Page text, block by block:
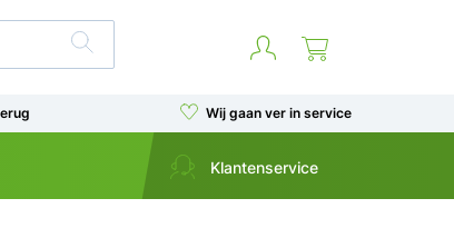
Wij gaan ver in service
Klantenservice